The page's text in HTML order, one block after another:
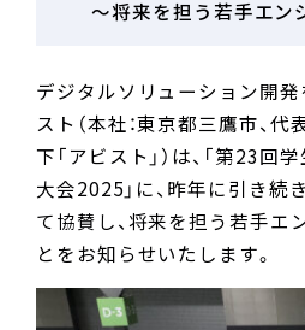
AIソリューション
その他事業
3D-CAD 教育事業
不動産 / 賃貸事業
美容健康商品製造販売事業
財務情報
資産の状況
キャッシュフローの状況
IRライブラリ
説明会資料
中途採用について
～将来を担う若手エン
デジタルソリューション開
スト（本社：東京都三鷹市、代
下「アビスト」）は、「第23回
大会2025」に、昨年に引き続
て協賛し、将来を担う若手エ
とをお知らせいたします。